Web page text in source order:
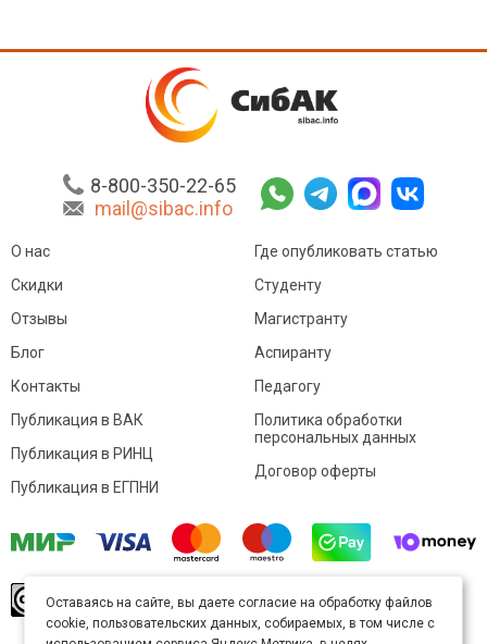
8-800-350-22-65
mail@sibac.info
О нас
Скидки
Отзывы
Блог
Контакты
Где опубликовать статью
Студенту
Магистранту
Аспиранту
Педагогу
Публикация в ВАК
Публикация в РИНЦ
Публикация в ЕГПНИ
Политика обработки
персональных данных
Договор оферты
произведение доступно полицензии Creative
Commons «Attribution» («Атрибуция») 4.0
Оставаясь на сайте, вы даете согласие на обработку файлов
cookie, пользовательских данных, собираемых, в том числе с